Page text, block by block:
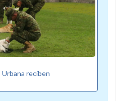
reciben